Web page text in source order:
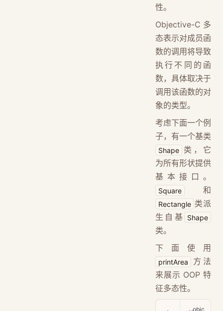
性。
Objective-C 多
态表示对成员函
数的调用将导致
执行不同的函
数，具体取决于
调用该函数的对
象的类型。
考虑下面一个例
子，有一个基类
Shape
类，它
为所有形状提供
基本接口。
Square 和
Rectangle 类派
生自基 Shape
类。
下面使用
printArea
方法
来展示 OOP 特
征多态性。